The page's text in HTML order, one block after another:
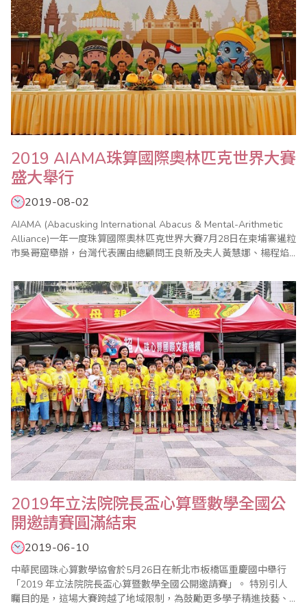
2019 AIAMA珠算國際奧林匹克世界大賽
盛大舉行
2019-08-02
AIAMA (Abacusking International Abacus & Mental-Arithmetic
Alliance)一年一度珠算國際奧林匹克世界大賽7月28日在柬埔寨暹粒
市吳哥窟舉辦，台灣代表團由總顧問王良新及夫人黃慧娜、楊程焰
鍾健美總教練、李皓晴老師等帶領選手及隨行團員共41名參與盛
會。 代表團行前承蒙外..
2019年立法院院長盃心算暨數學全國公
開邀請賽圓滿結束
2019-06-10
中華民國珠心算數學協會於5月26日在新北市板橋區重慶國中舉行
「2019 年立法院院長盃心算暨數學全國公開邀請賽」。 特別引人
矚目的是，這場大賽跨越了地域限制，為鼓勵更多學子精進技藝、